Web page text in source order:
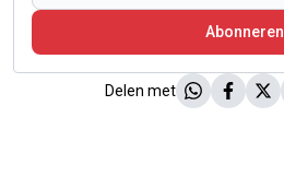
Abonneren
Delen met